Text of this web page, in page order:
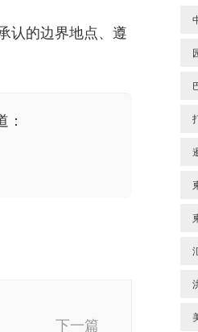
认的边界地点、遵
下一篇